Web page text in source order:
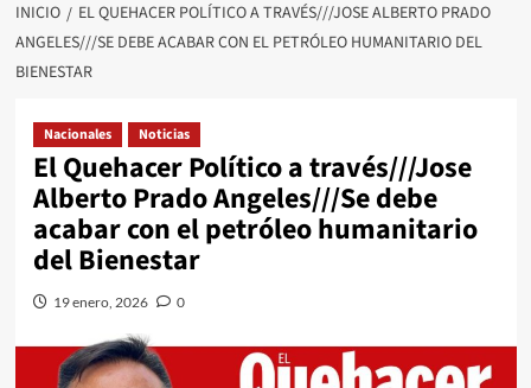
INICIO
EL QUEHACER POLÍTICO A TRAVÉS///JOSE ALBERTO PRADO
ANGELES///SE DEBE ACABAR CON EL PETRÓLEO HUMANITARIO DEL
BIENESTAR
Nacionales Noticias
El Quehacer Político a través///Jose
Alberto Prado Angeles///Se debe
acabar con el petróleo humanitario
del Bienestar
19 enero, 2026 0